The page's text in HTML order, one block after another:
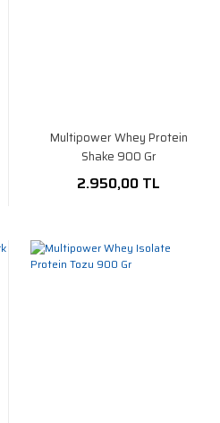
Multipower Whey Protein
Shake 900 Gr
2.950,00 TL